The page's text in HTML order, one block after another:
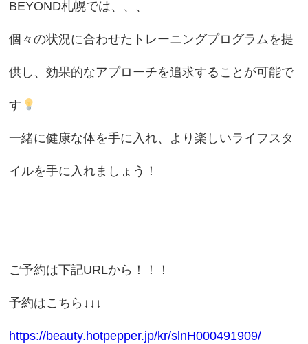
BEYOND札幌では、、、
個々の状況に合わせたトレーニングプログラムを提
供し、効果的なアプローチを追求することが可能で
す
一緒に健康な体を手に入れ、より楽しいライフスタ
イルを手に入れましょう！
ご予約は下記URLから！！！
予約はこちら↓↓↓
https://beauty.hotpepper.jp/kr/slnH000491909/